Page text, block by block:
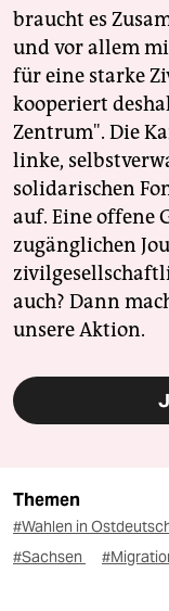
braucht es
und vor allem
für eine starke
kooperiert
Zentrum". Die
linke,
solidarischen
auf. Eine offene
zugänglichen
auch? Dann
unsere Aktion.
Themen
#Wahlen in
#Sachsen